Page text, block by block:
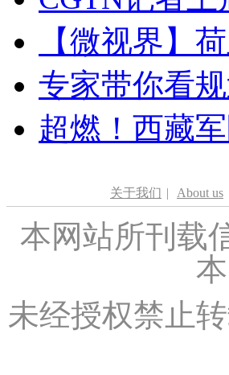
【微视界】
专家带你看
超燃！西藏
关于我们 | About us
本网站所刊载
未经授权禁止